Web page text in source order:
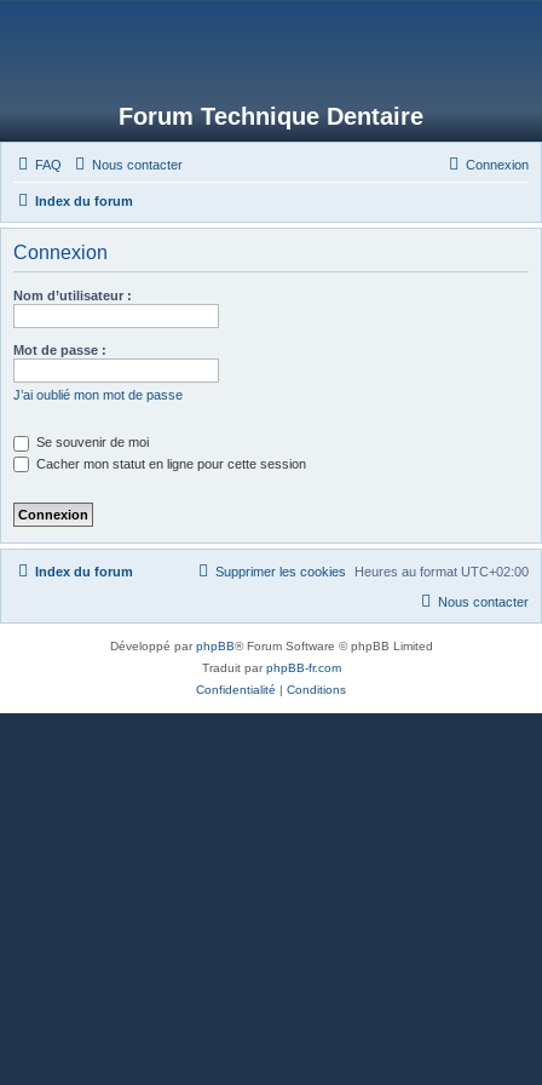
Forum Technique Dentaire
FAQ Nous contacter Connexion
Index du forum
Connexion
Nom d’utilisateur :
Mot de passe :
J’ai oublié mon mot de passe
Se souvenir de moi
Cacher mon statut en ligne pour cette session
Index du forum Heures au format UTC+02:00
Supprimer les cookies
Nous contacter
Développé parphpBB® Forum Software © phpBB Limited
Traduit parphpBB-fr.com
Confidentialité | Conditions